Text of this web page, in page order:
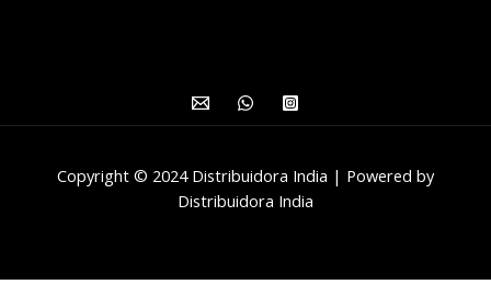
Copyright © 2024 Distribuidora India | Powered by
Distribuidora India